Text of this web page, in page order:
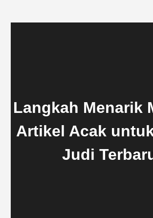
Langkah Menarik
Artikel Acak
Judi